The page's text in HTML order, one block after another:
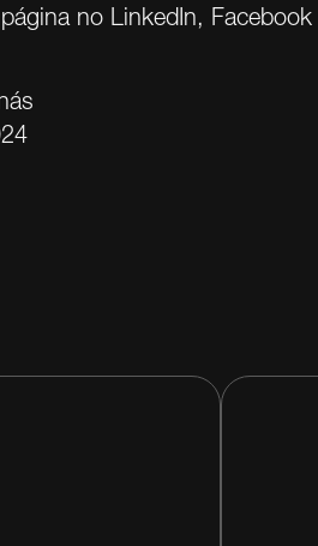
no LinkedIn, Facebook